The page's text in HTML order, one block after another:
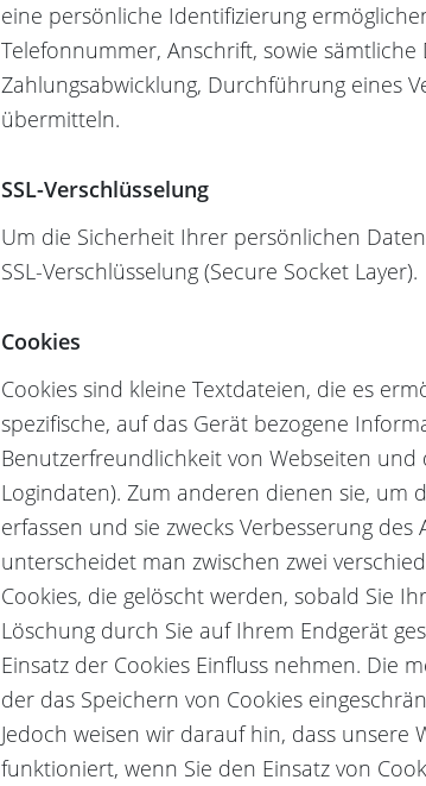
eine persönliche Identifizierung
Telefonnummer, Anschrift, sowie
Zahlungsabwicklung, Durchführung eines
übermitteln.
SSL-Verschlüsselung
Um die Sicherheit Ihrer persönlichen
SSL-Verschlüsselung (Secure Socket Layer).
Cookies
Cookies sind kleine Textdateien, die es
spezifische, auf das Gerät bezogene
Benutzerfreundlichkeit von Webseiten
Logindaten). Zum anderen dienen sie, um
erfassen und sie zwecks Verbesserung
unterscheidet man zwischen zwei
Cookies, die gelöscht werden, sobald Sie
Löschung durch Sie auf Ihrem Endgerät
Einsatz der Cookies Einfluss nehmen. Die
der das Speichern von Cookies
Jedoch weisen wir darauf hin, dass unsere
funktioniert, wenn Sie den Einsatz von